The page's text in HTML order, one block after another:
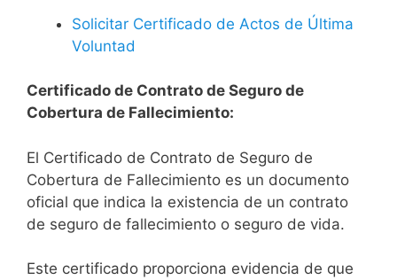
Solicitar Certificado de Actos de Última
Voluntad
Certificado de Contrato de Seguro de
Cobertura de Fallecimiento:
El Certificado de Contrato de Seguro de
Cobertura de Fallecimiento es un documento
oficial que indica la existencia de un contrato
de seguro de fallecimiento o seguro de vida.
Este certificado proporciona evidencia de que